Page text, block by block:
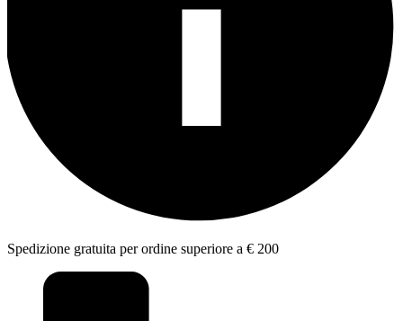
Spedizione gratuita per ordine superiore a € 200